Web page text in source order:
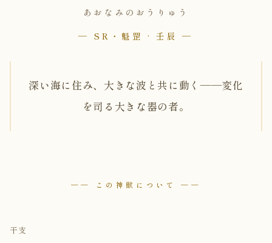
あおなみのおうりゅう
— SR・魁罡 · 壬辰 —
深い海に住み、大きな波と共に動く——変化
を司る大きな器の者。
── この神獣について ──
干支